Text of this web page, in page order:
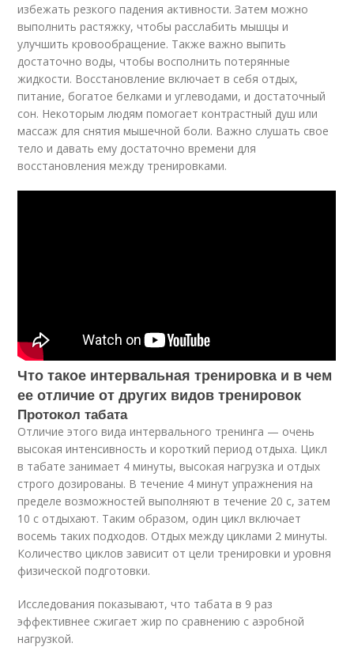
избежать резкого падения активности. Затем можно
выполнить растяжку, чтобы расслабить мышцы и
улучшить кровообращение. Также важно выпить
достаточно воды, чтобы восполнить потерянные
жидкости. Восстановление включает в себя отдых,
питание, богатое белками и углеводами, и достаточный
сон. Некоторым людям помогает контрастный душ или
массаж для снятия мышечной боли. Важно слушать свое
тело и давать ему достаточно времени для
восстановления между тренировками.
Что такое интервальная тренировка и в чем
ее отличие от других видов тренировок
Протокол табата
Отличие этого вида интервального тренинга — очень
высокая интенсивность и короткий период отдыха. Цикл
в табате занимает 4 минуты, высокая нагрузка и отдых
строго дозированы. В течение 4 минут упражнения на
пределе возможностей выполняют в течение 20 с, затем
10 с отдыхают. Таким образом, один цикл включает
восемь таких подходов. Отдых между циклами 2 минуты.
Количество циклов зависит от цели тренировки и уровня
физической подготовки.
Исследования показывают, что табата в 9 раз
эффективнее сжигает жир по сравнению с аэробной
нагрузкой.